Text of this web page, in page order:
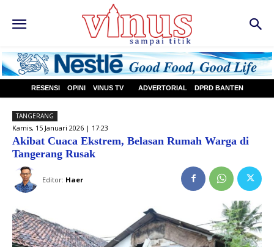
RESENSI OPINI VINUS TV ADVERTORIAL DPRD BANTEN
TANGERANG
Kamis, 15 Januari 2026 | 17:23
Akibat Cuaca Ekstrem, Belasan Rumah Warga di
Tangerang Rusak
Editor: Haer